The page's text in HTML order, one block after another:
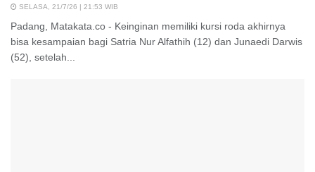
SELASA, 21/7/26 | 21:53 WIB
Padang, Matakata.co - Keinginan memiliki kursi roda akhirnya
bisa kesampaian bagi Satria Nur Alfathih (12) dan Junaedi Darwis
(52), setelah...